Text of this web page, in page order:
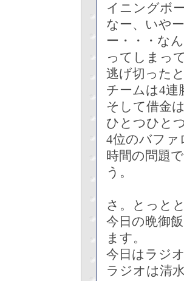
イニングボ
なー、いや
ー・・・な
ってしまっ
逃げ切った
チームは4連
そして借金
ひとつひと
4位のバファ
時間の問題
う。
さ。とっと
今日の晩御
ます。
今日はラジ
ラジオは清